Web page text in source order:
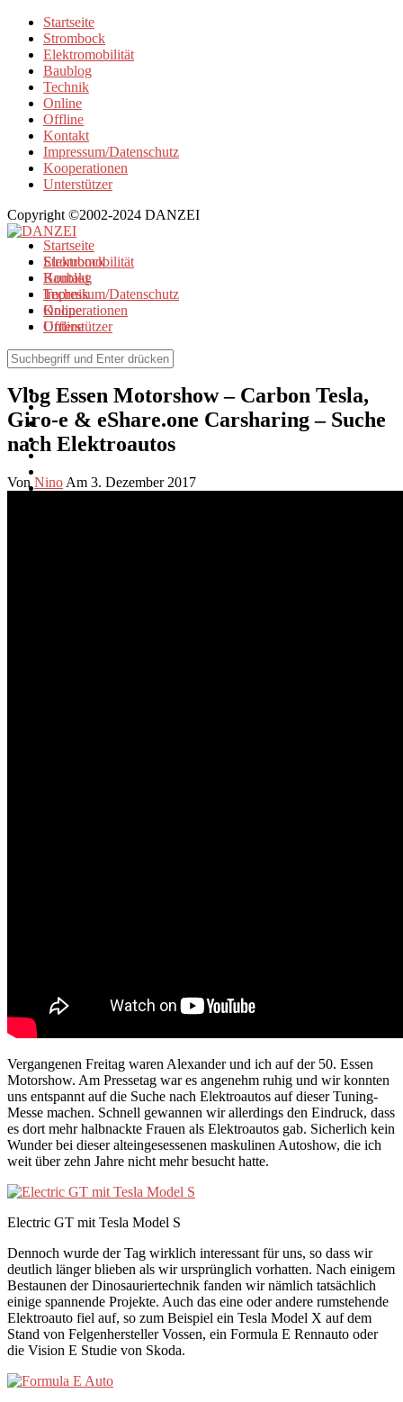
Startseite
Strombock
Elektromobilität
Baublog
Technik
Online
Offline
Kontakt
Impressum/Datenschutz
Kooperationen
Unterstützer
Copyright ©2002-2024 DANZEI
Startseite
Strombock
Kontakt
Impressum/Datenschutz
Kooperationen
Unterstützer
Elektromobilität
Baublog
Technik
Online
Offline
Elektromobilität
Vlog Essen Motorshow – Carbon Tesla,
Giro-e & eShare.one Carsharing – Suche
nach Elektroautos
Von Nino Am 3. Dezember 2017
Vergangenen Freitag waren Alexander und ich auf der 50. Essen
Motorshow. Am Pressetag war es angenehm ruhig und wir konnten
uns entspannt auf die Suche nach Elektroautos auf dieser Tuning-
Messe machen. Schnell gewannen wir allerdings den Eindruck, dass
es dort mehr halbnackte Frauen als Elektroautos gab. Sicherlich kein
Wunder bei dieser alteingesessenen maskulinen Autoshow, die ich
weit über zehn Jahre nicht mehr besucht hatte.
Electric GT mit Tesla Model S
Dennoch wurde der Tag wirklich interessant für uns, so dass wir
deutlich länger blieben als wir ursprünglich vorhatten. Nach einigem
Bestaunen der Dinosauriertechnik fanden wir nämlich tatsächlich
einige spannende Projekte. Auch das eine oder andere rumstehende
Elektroauto fiel auf, so zum Beispiel ein Tesla Model X auf dem
Stand von Felgenhersteller Vossen, ein Formula E Rennauto oder
die Vision E Studie von Skoda.